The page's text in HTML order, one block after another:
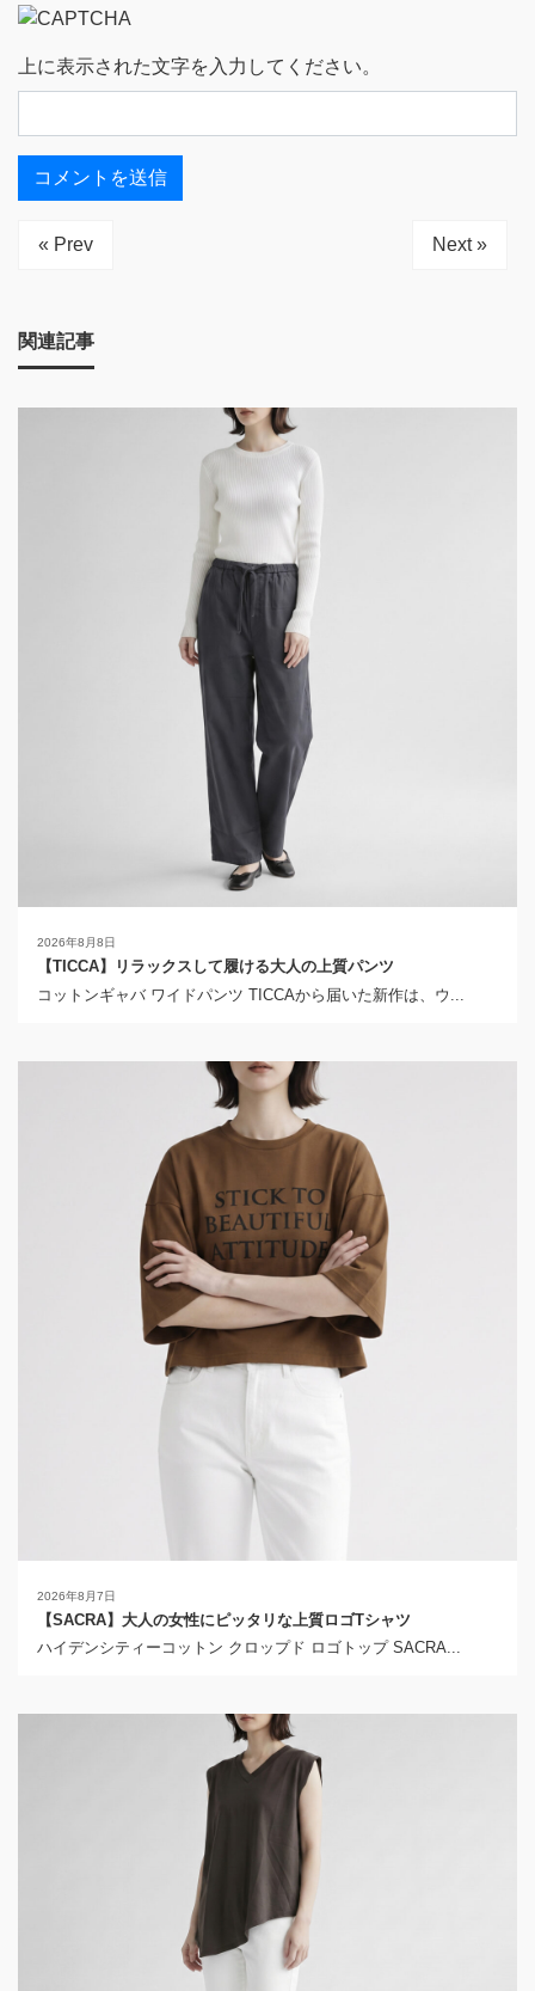
上に表示された文字を入力してください。
« Prev Next »
関連記事
2026年8月8日
【TICCA】リラックスして履ける大人の上質パンツ
コットンギャバ ワイドパンツ TICCAから届いた新作は、ウ...
2026年8月7日
【SACRA】大人の女性にピッタリな上質ロゴTシャツ
ハイデンシティーコットン クロップド ロゴトップ SACRA...